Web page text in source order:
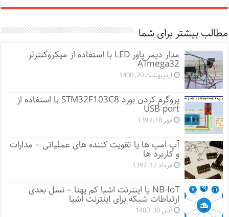
مطالب بیشتر برای شما
مدار دیمر پاور LED با استفاده از میکروکنترلر
ATmega32
اردیبهشت 20, 1400
پروگرم کردن بورد STM32F103C8 با استفاده از
USB port
مهر 18, 1399
آپ امپ ها یا تقویت کننده های عملیاتی – مدارات
و کاربرد ها
مرداد 12, 1397
NB-IoT یا اینترنت اشیا کم پهنا – نسل بعدی
ارتباطات شبکه برای اینترنت اشیا
آبان 30, 1400